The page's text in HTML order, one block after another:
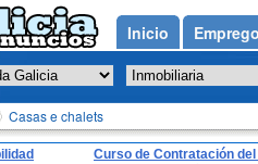
Casas e chalets
Curso de Contratación
Inicio Emprego